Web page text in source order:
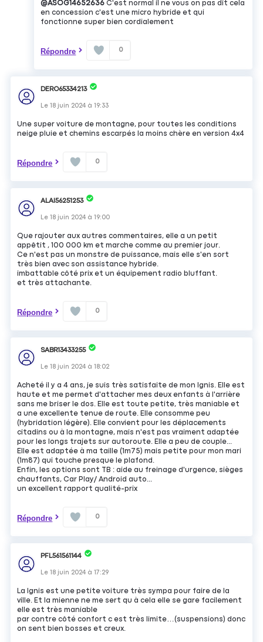
@ASOG14652636C'est normal il ne vous on pas dit cela
en concession c'est une micro hybride et qui
fonctionne super bien cordialement
Répondre 0
DERO65334213
Le18 juin 2024 à19:33
Une super voiture de montagne, pour toutes les conditions
neige pluie et chemins escarpés la moins chère en version 4x4
Répondre 0
ALAI56251253
Le18 juin 2024 à19:00
Que rajouter aux autres commentaires, elle a un petit
appêtit , 100 000 km et marche comme au premier jour.
Ce n'est pas un monstre de puissance, mais elle s'en sort
très bien avec son assistance hybride.
imbattable côté prix et un équipement radio bluffant.
et très attachante.
Répondre 0
SABR13433255
Le18 juin 2024 à18:02
Acheté il y a 4 ans, je suis très satisfaite de mon Ignis. Elle est
haute et me permet d'attacher mes deux enfants à l'arrière
sans me briser le dos. Elle est toute petite, très maniable et
a une excellente tenue de route. Elle consomme peu
(hybridation légère). Elle convient pour les déplacements
citadins ou à la montagne, mais n'est pas vraiment adaptée
pour les longs trajets sur autoroute. Elle a peu de couple...
Elle est adaptée à ma taille (1m75) mais petite pour mon mari
(1m87) qui touche presque le plafond.
Enfin, les options sont TB : aide au freinage d'urgence, sièges
chauffants, Car Play/ Android auto...
un excellent rapport qualité-prix
Répondre 0
PFL561561144
Le18 juin 2024 à17:29
La Ignis est une petite voiture très sympa pour faire de la
ville. Et la mienne ne me sert qu à cela elle se gare facilement
elle est très maniable
par contre côté confort c est très limite…(suspensions) donc
on sent bien bosses et creux.